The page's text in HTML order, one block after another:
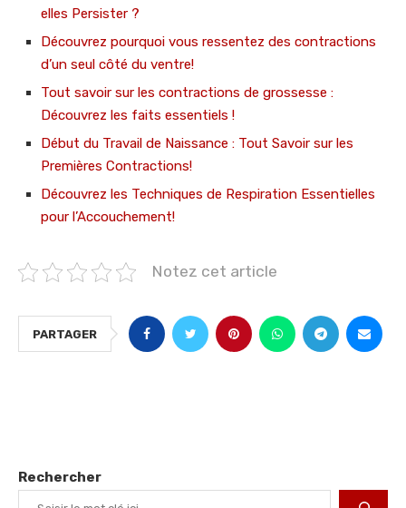
elles Persister ?
Découvrez pourquoi vous ressentez des contractions
d’un seul côté du ventre!
Tout savoir sur les contractions de grossesse :
Découvrez les faits essentiels !
Début du Travail de Naissance : Tout Savoir sur les
Premières Contractions!
Découvrez les Techniques de Respiration Essentielles
pour l’Accouchement!
Notez cet article
PARTAGER
Rechercher